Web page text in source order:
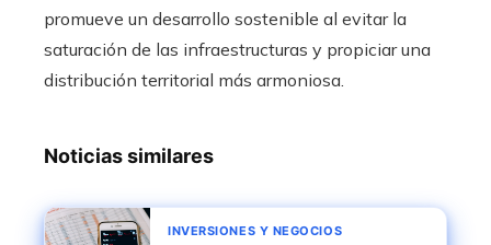
promueve un desarrollo sostenible al evitar la
saturación de las infraestructuras y propiciar una
distribución territorial más armoniosa.
Noticias similares
INVERSIONES Y NEGOCIOS